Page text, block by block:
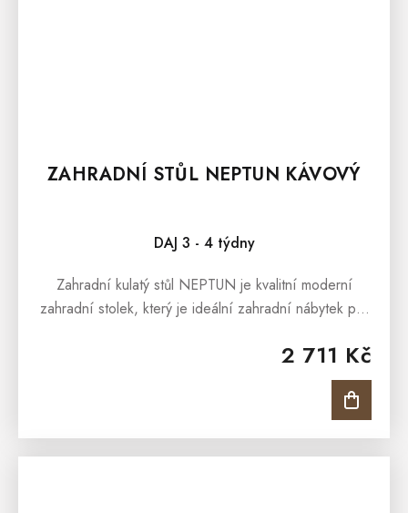
ZAHRADNÍ STŮL NEPTUN KÁVOVÝ
DAJ 3 - 4 týdny
2 711 Kč
Zahradní kulatý stůl NEPTUN je kvalitní moderní
zahradní stolek, který je ideální zahradní nábytek pro